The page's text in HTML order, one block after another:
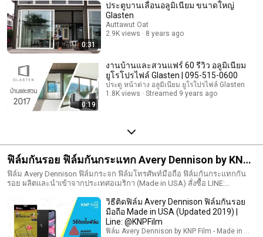
0:31
ประตูบานเลื่อนอลูมิเนียม ขนาดใหญ่
Glasten
Auttawut Oat
2.9K views
8 years ago
0:19
งานบ้านและสวนแฟร์ 60 รีวิว อลูมิเนียม
ยูโรโปรไฟล์ Glasten | 095-515-0600
ประตู หน้าต่าง อลูมิเนียม ยูโรโปรไฟล์ Glasten
1.8K views
Streamed 9 years ago
ฟิล์มกันรอย ฟิล์มกันกระแทก Avery Dennison by KNP
Film
ฟิล์ม Avery Dennison ฟิล์มกระจก ฟิล์มโทรศัพท์มือถือ ฟิล์มกันกระแทกกัน
รอย ผลิตและนำเข้าจากประเทศอเมริกา (Made in USA) สั่งซื้อ LINE:
วิธีติดฟิล์ม Avery Dennison ฟิล์มกันรอย
มือถือ Made in USA (Updated 2019) |
Line: @KNPFilm
ฟิล์ม Avery Dennison by KNP Film - Made in USA